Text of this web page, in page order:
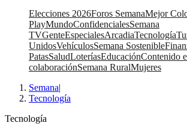
Elecciones 2026Foros SemanaMejor
PlayMundoConfidencialesSemana
TVGenteEspecialesArcadiaTecnología
UnidosVehículosSemana Sostenible
PatasSaludLoteríasEducaciónContenido
colaboraciónSemana RuralMujeres
Semana|
Tecnología
Tecnología